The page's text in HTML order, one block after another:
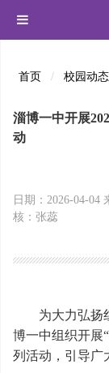
首页 校园动态
淄博一中开展
动
日期：2026-04-
核：张蕊
为大力弘扬红
博一中组织开展
列活动，引导广